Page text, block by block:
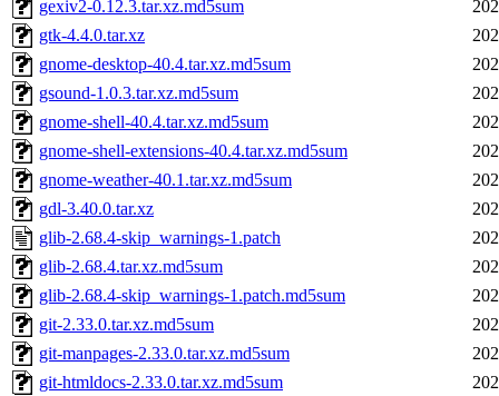
gexiv2-0.12.3.tar.xz.md5sum
gtk-4.4.0.tar.xz
gnome-desktop-40.4.tar.xz.md5sum
gsound-1.0.3.tar.xz.md5sum
gnome-shell-40.4.tar.xz.md5sum
gnome-shell-extensions-40.4.tar.xz.md5sum
gnome-weather-40.1.tar.xz.md5sum
gdl-3.40.0.tar.xz
glib-2.68.4-skip_warnings-1.patch
glib-2.68.4.tar.xz.md5sum
glib-2.68.4-skip_warnings-1.patch.md5sum
git-2.33.0.tar.xz.md5sum
git-manpages-2.33.0.tar.xz.md5sum
git-htmldocs-2.33.0.tar.xz.md5sum